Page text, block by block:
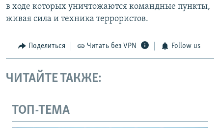
в ходе которых уничтожаются командные пункты,
живая сила и техника террористов.
Поделиться Читать без VPN Follow us
ЧИТАЙТЕ ТАКЖЕ:
ТОП-ТЕМА